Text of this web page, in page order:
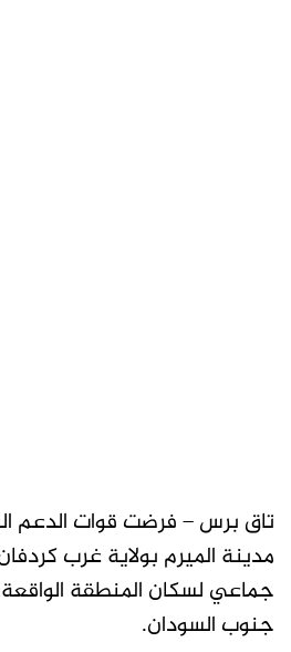
تاق برس – فرضت قوات الدعم
مدينة الميرم بولاية غرب
جماعي لسكان المنطقة
جنوب السودان.